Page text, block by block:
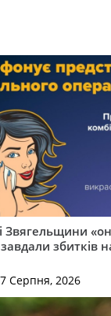
Звягельщини
збитків
Серпня, 2026